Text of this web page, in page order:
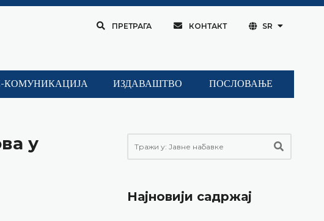
ПРЕТРАГА КОНТАКТ SR
КОМУНИКАЦИЈА ИЗДАВАШТВО ПОСЛОВАЊЕ
у
Најновији садржај